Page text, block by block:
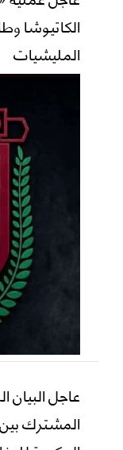
الكاتيوشا
المليشيات
عاجل البيان
المشترك